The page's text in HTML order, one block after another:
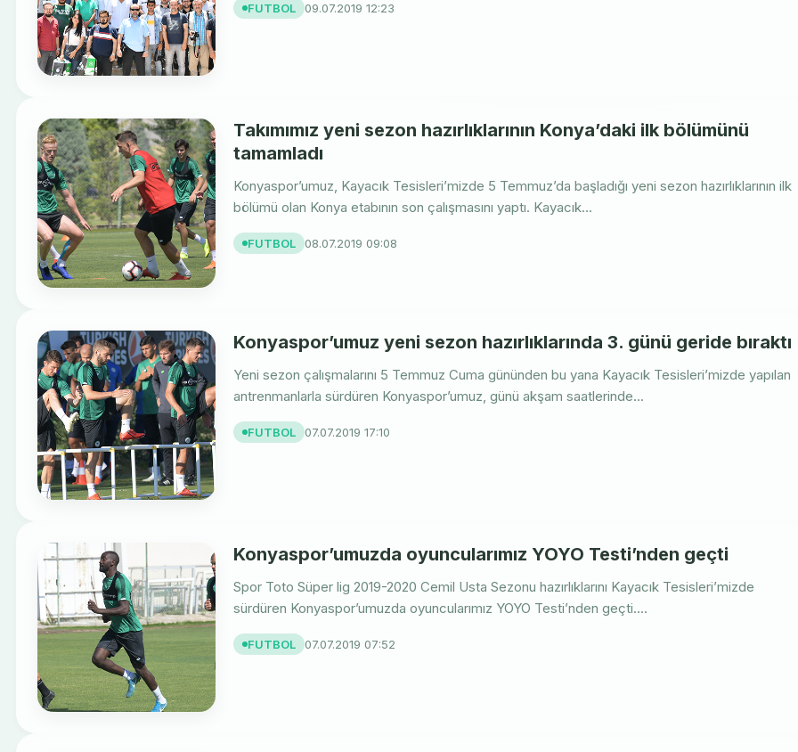
FUTBOL 09.07.2019 12:23
Takımımız yeni sezon hazırlıklarının Konya’daki ilk bölümünü
tamamladı
Konyaspor’umuz, Kayacık Tesisleri’mizde 5 Temmuz’da başladığı yeni sezon hazırlıklarının ilk
bölümü olan Konya etabının son çalışmasını yaptı. Kayacık...
FUTBOL 08.07.2019 09:08
Konyaspor’umuz yeni sezon hazırlıklarında 3. günü geride bıraktı
Yeni sezon çalışmalarını 5 Temmuz Cuma gününden bu yana Kayacık Tesisleri’mizde yapılan
antrenmanlarla sürdüren Konyaspor’umuz, günü akşam saatlerinde...
FUTBOL 07.07.2019 17:10
Konyaspor’umuzda oyuncularımız YOYO Testi’nden geçti
Spor Toto Süper lig 2019-2020 Cemil Usta Sezonu hazırlıklarını Kayacık Tesisleri’mizde
sürdüren Konyaspor’umuzda oyuncularımız YOYO Testi’nden geçti....
FUTBOL 07.07.2019 07:52